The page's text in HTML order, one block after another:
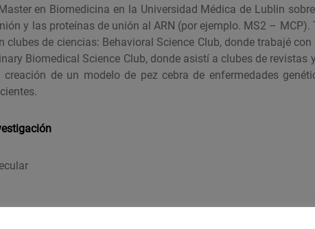
en Biomedicina en la Universidad Médica de Lublin
y las proteínas de unión al ARN (por ejemplo. MS2 –
clubes de ciencias: Behavioral Science Club, donde trabajé
Biomedical Science Club, donde asistí a clubes de revistas
de un modelo de pez cebra de enfermedades